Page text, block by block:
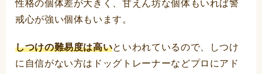
性格の個体差が大きく、甘えん坊な個体もいれば警
戒心が強い個体もいます。
しつけの難易度は高いといわれているので、しつけ
に自信がない方はドッグトレーナーなどプロにアド